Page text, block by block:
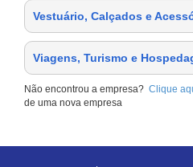
Vestuário, Calçados e
Viagens, Turismo e
Não encontrou a empresa? Clique
de uma nova empresa